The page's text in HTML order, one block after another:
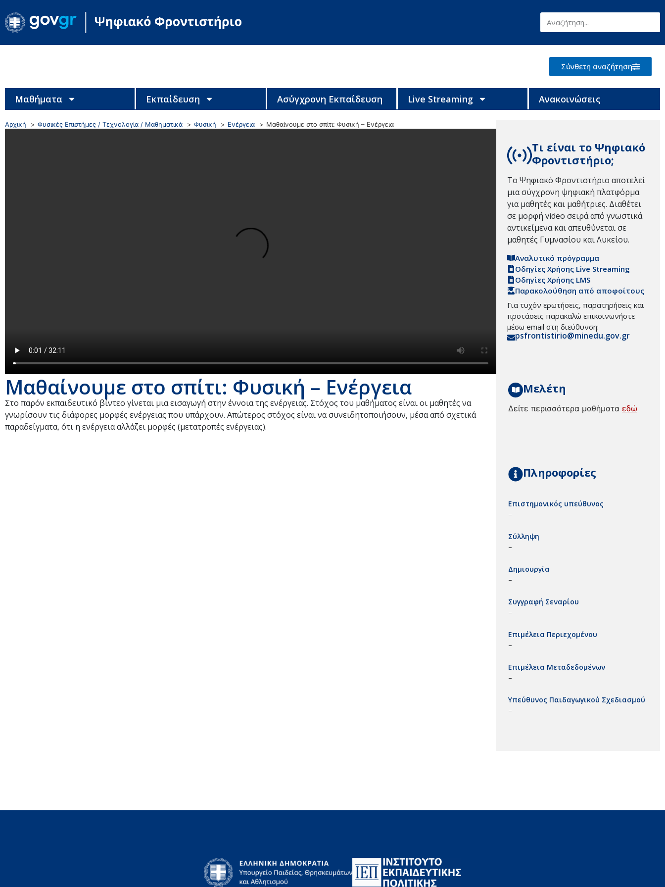
Σύνθετη αναζήτηση
Μαθήματα Εκπαίδευση Ασύγχρονη Εκπαίδευση Live Streaming Ανακοινώσεις
Αρχική Φυσικές Επιστήμες / Τεχνολογία / Μαθηματικά Φυσική Ενέργεια Μαθαίνουμε στο σπίτι: Φυσική – Ενέργεια
Μαθαίνουμε στο σπίτι: Φυσική – Ενέργεια
Στο παρόν εκπαιδευτικό βίντεο γίνεται μια εισαγωγή στην έννοια της ενέργειας. Στόχος του μαθήματος είναι οι μαθητές να
γνωρίσουν τις διάφορες μορφές ενέργειας που υπάρχουν. Απώτερος στόχος είναι να συνειδητοποιήσουν, μέσα από σχετικά
παραδείγματα, ότι η ενέργεια αλλάζει μορφές (μετατροπές ενέργειας).
Τι είναι το Ψηφιακό
Φροντιστήριο;
Το Ψηφιακό Φροντιστήριο αποτελεί
μια σύγχρονη ψηφιακή πλατφόρμα
για μαθητές και μαθήτριες. Διαθέτει
σε μορφή video σειρά από γνωστικά
αντικείμενα και απευθύνεται σε
μαθητές Γυμνασίου και Λυκείου.
Αναλυτικό πρόγραμμα
Οδηγίες Χρήσης Live Streaming
Οδηγίες Χρήσης LMS
Παρακολούθηση από αποφοίτους
Για τυχόν ερωτήσεις, παρατηρήσεις και
προτάσεις παρακαλώ επικοινωνήστε
μέσω email στη διεύθυνση:
psfrontistirio@minedu.gov.gr
Μελέτη
Δείτε περισσότερα μαθήματα εδώ
Πληροφορίες
Επιστημονικός υπεύθυνος
–
Σύλληψη
–
Δημιουργία
–
Συγγραφή Σεναρίου
–
Επιμέλεια Περιεχομένου
–
Επιμέλεια Μεταδεδομένων
–
Υπεύθυνος Παιδαγωγικού Σχεδιασμού
–